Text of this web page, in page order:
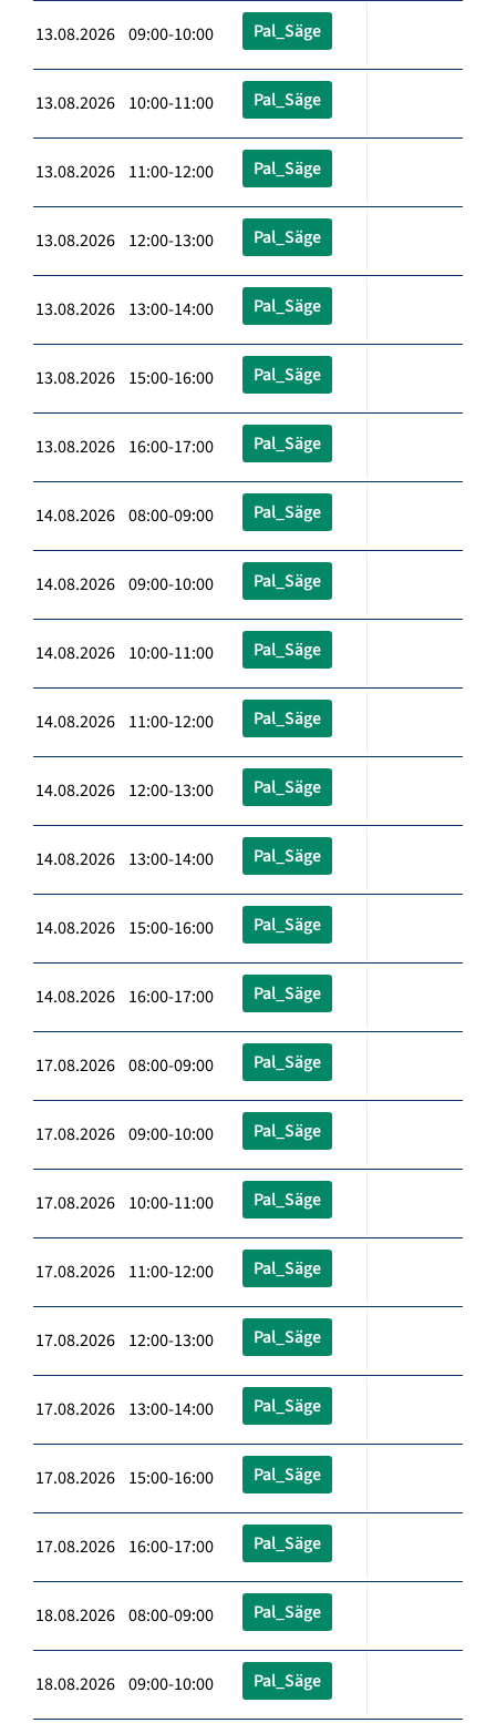
13.08.2026 09:00-10:00 Pal_Säge
13.08.2026 10:00-11:00 Pal_Säge
13.08.2026 11:00-12:00 Pal_Säge
13.08.2026 12:00-13:00 Pal_Säge
13.08.2026 13:00-14:00 Pal_Säge
13.08.2026 15:00-16:00 Pal_Säge
13.08.2026 16:00-17:00 Pal_Säge
14.08.2026 08:00-09:00 Pal_Säge
14.08.2026 09:00-10:00 Pal_Säge
14.08.2026 10:00-11:00 Pal_Säge
14.08.2026 11:00-12:00 Pal_Säge
14.08.2026 12:00-13:00 Pal_Säge
14.08.2026 13:00-14:00 Pal_Säge
14.08.2026 15:00-16:00 Pal_Säge
14.08.2026 16:00-17:00 Pal_Säge
17.08.2026 08:00-09:00 Pal_Säge
17.08.2026 09:00-10:00 Pal_Säge
17.08.2026 10:00-11:00 Pal_Säge
17.08.2026 11:00-12:00 Pal_Säge
17.08.2026 12:00-13:00 Pal_Säge
17.08.2026 13:00-14:00 Pal_Säge
17.08.2026 15:00-16:00 Pal_Säge
17.08.2026 16:00-17:00 Pal_Säge
18.08.2026 08:00-09:00 Pal_Säge
18.08.2026 09:00-10:00 Pal_Säge